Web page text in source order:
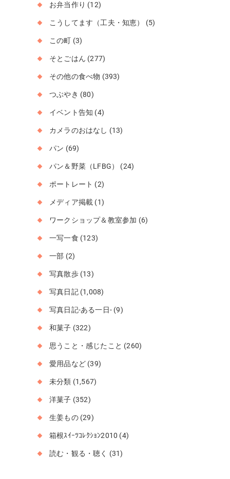
お弁当作り (12)
こうしてます（工夫・知恵） (5)
この町 (3)
そとごはん (277)
その他の食べ物 (393)
つぶやき (80)
イベント告知 (4)
カメラのおはなし (13)
パン (69)
パン＆野菜（LFBG） (24)
ポートレート (2)
メディア掲載 (1)
ワークショップ＆教室参加 (6)
一写一食 (123)
一部 (2)
写真散歩(13)
写真日記(1,008)
写真日記-ある一日- (9)
和菓子 (322)
思うこと・感じたこと (260)
愛用品など (39)
未分類 (1,567)
洋菓子 (352)
生姜もの(29)
箱根ｽｲｰﾂｺﾚｸｼｮﾝ2010 (4)
読む・観る・聴く (31)